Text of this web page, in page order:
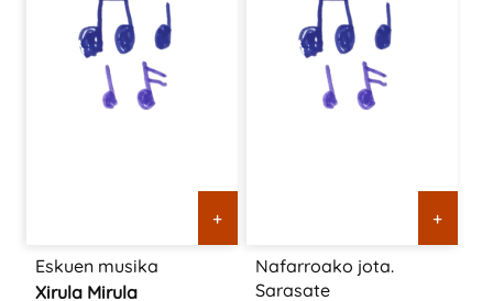
+
Eskuen musika
Xirula Mirula
+
Nafarroako jota.
Sarasate